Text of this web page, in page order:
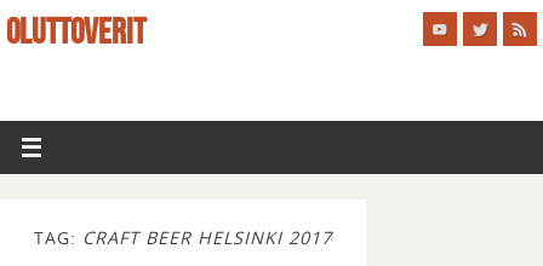
OLUTTOVERIT
TAG: CRAFT BEER HELSINKI 2017